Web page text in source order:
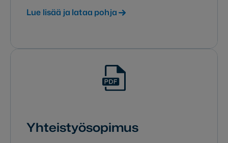
Lue lisää ja lataa pohja
Yhteistyösopimus